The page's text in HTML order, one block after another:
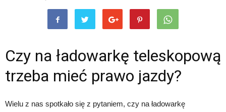
Czy na ładowarkę teleskopową
trzeba mieć prawo jazdy?
Wielu z nas spotkało się z pytaniem, czy na ładowarkę